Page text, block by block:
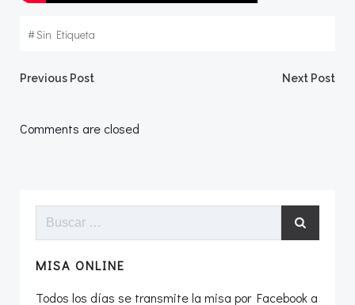
#Sin Etiqueta
Navegación
por
entradas
Previous Post
entradas
Next Post
Comments are closed
Buscar:
MISA ONLINE
Todos los días se transmite la misa por Facebook a